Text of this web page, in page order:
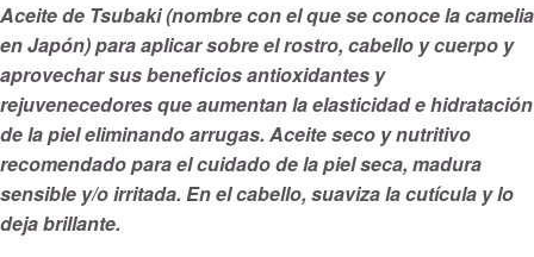
Aceite de Tsubaki (nombre con el que se conoce la camelia
en Japón) para aplicar sobre el rostro, cabello y cuerpo y
aprovechar sus beneficios antioxidantes y
rejuvenecedores que aumentan la elasticidad e hidratación
de la piel eliminando arrugas. Aceite seco y nutritivo
recomendado para el cuidado de la piel seca, madura
sensible y/o irritada. En el cabello, suaviza la cutícula y lo
deja brillante.